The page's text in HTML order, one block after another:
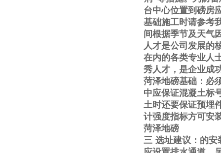
台中心位置到磅房
基础施工时请参考
间根据季节及天气
人才是公司发展的
在内的各类专业人
秀人才，是企业成
菏泽地磅基础：必
中应保证混凝土标
土时还要保证预埋
计强度指标方可安
菏泽地磅
三 选址建议：的安